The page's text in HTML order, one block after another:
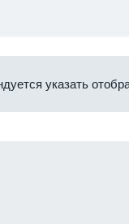
указать